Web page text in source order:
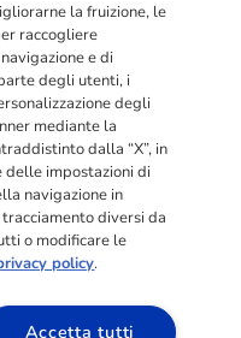
nellaformazione
con più di140.000 studenti
Portogallo e Italia.
la fruizione, le
raccogliere
e di
degli utenti, i
degli
mediante la
dalla “X”, in
impostazioni di
navigazione in
diversi da
o modificare le
policy.
Accetta tutti